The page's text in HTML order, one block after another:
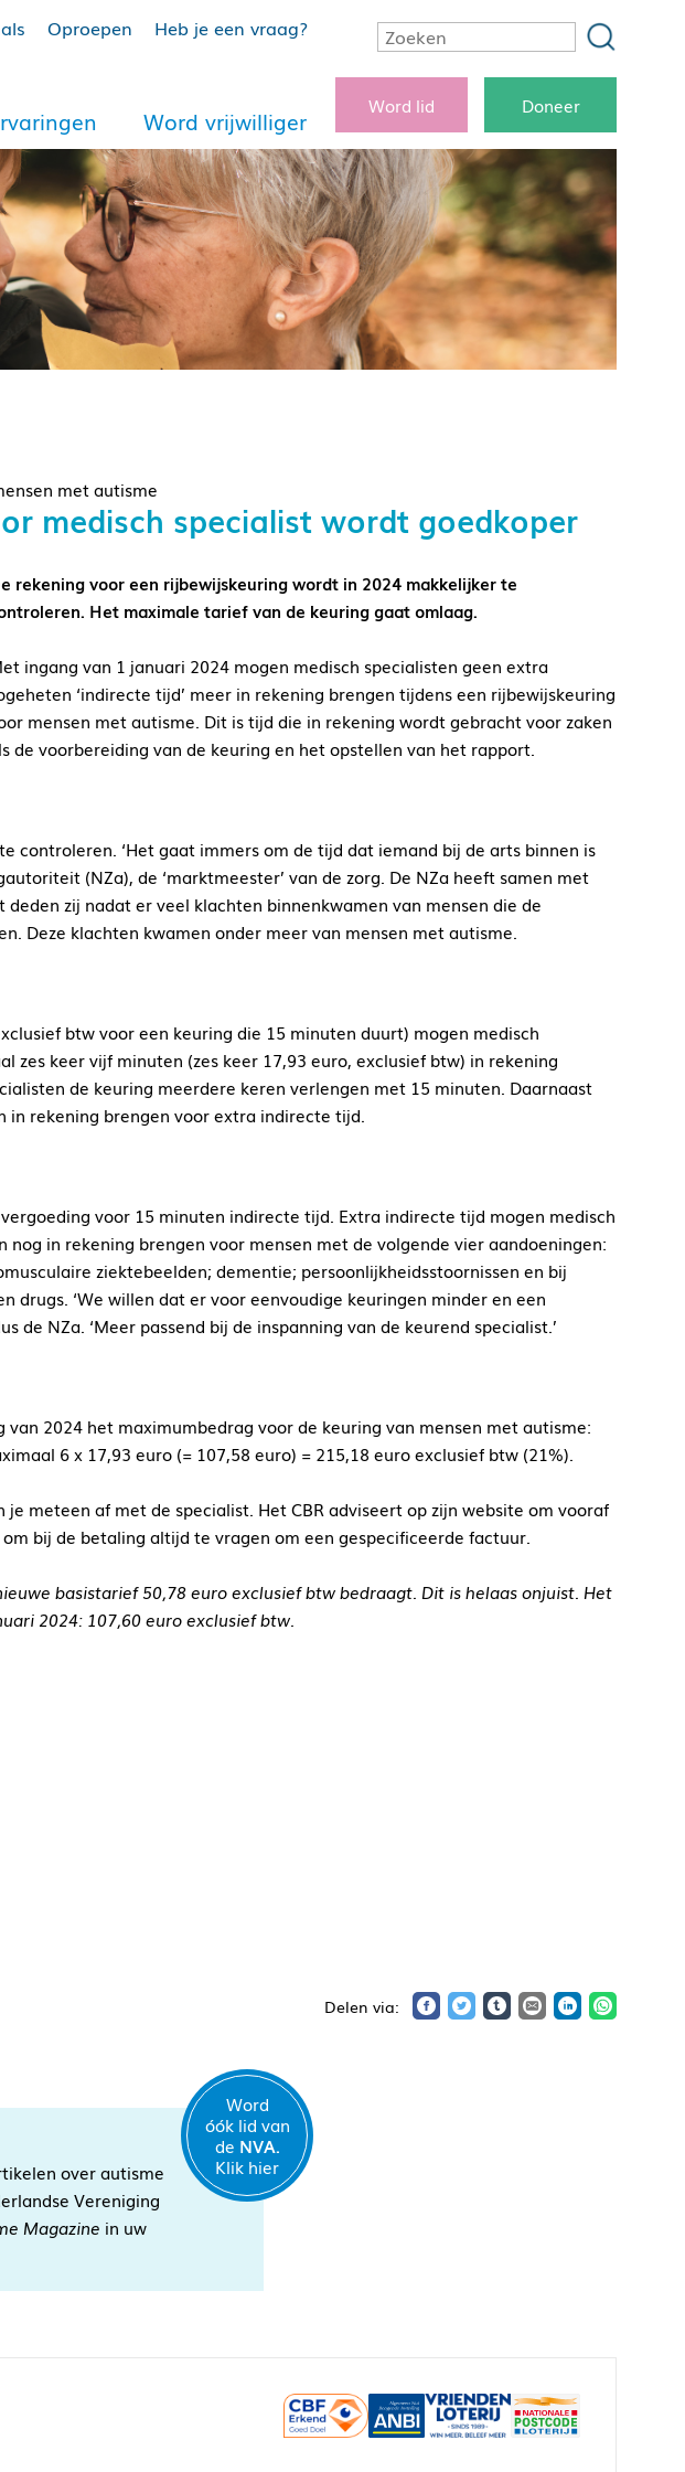
Oproepen Heb je een vraag?
Word vrijwilliger
Word lid Doneer
met autisme
medisch specialist wordt goedkoper
rekening voor een rijbewijskeuring wordt in 2024 makkelijker te
Het maximale tarief van de keuring gaat omlaag.
ingang van 1 januari 2024 mogen medisch specialisten geen extra
‘indirecte tijd’ meer in rekening brengen tijdens een rijbewijskeuring
mensen met autisme. Dit is tijd die in rekening wordt gebracht voor zaken
de voorbereiding van de keuring en het opstellen van het rapport.
controleren. ‘Het gaat immers om de tijd dat iemand bij de arts binnen is
(NZa), de ‘marktmeester’ van de zorg. De NZa heeft samen met
zij nadat er veel klachten binnenkwamen van mensen die de
Deze klachten kwamen onder meer van mensen met autisme.
btw voor een keuring die 15 minuten duurt) mogen medisch
zes keer vijf minuten (zes keer 17,93 euro, exclusief btw) in rekening
de keuring meerdere keren verlengen met 15 minuten. Daarnaast
in rekening brengen voor extra indirecte tijd.
voor 15 minuten indirecte tijd. Extra indirecte tijd mogen medisch
nog in rekening brengen voor mensen met de volgende vier aandoeningen:
ziektebeelden; dementie; persoonlijkheidsstoornissen en bij
drugs. ‘We willen dat er voor eenvoudige keuringen minder en een
de NZa. ‘Meer passend bij de inspanning van de keurend specialist.’
2024 het maximumbedrag voor de keuring van mensen met autisme:
6 x 17,93 euro (= 107,58 euro) = 215,18 euro exclusief btw (21%).
meteen af met de specialist. Het CBR adviseert op zijn website om vooraf
bij de betaling altijd te vragen om een gespecificeerde factuur.
basistarief 50,78 euro exclusief btw bedraagt. Dit is helaas onjuist. Het
2024: 107,60 euro exclusief btw.
over autisme
Vereniging
Magazine in uw
Word
óók lid van
de NVA.
Klik hier